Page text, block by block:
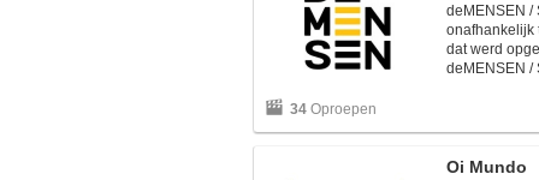
deMENSEN /
onafhankelijk
dat werd
deMENSEN /
34 Oproepen
Oi Mundo